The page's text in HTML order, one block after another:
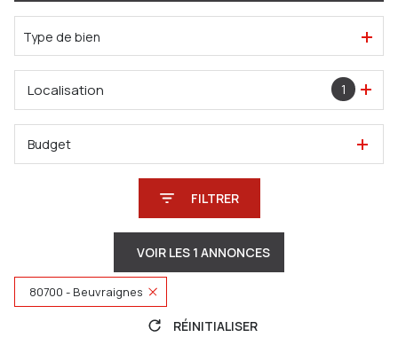
Du neuf
De l'immo pro
Type de bien
1
Localisation
Budget
FILTRER
VOIR LES 1 ANNONCES
80700 - Beuvraignes
RÉINITIALISER